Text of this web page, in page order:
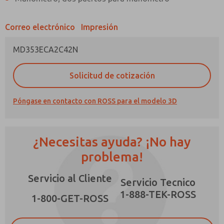
Correo electrónico Impresión
MD353ECA2C42N
Solicitud de cotización
Póngase en contacto con ROSS para el modelo 3D
¿Necesitas ayuda? ¡No hay
problema!
Servicio al Cliente
1-800-GET-ROSS
Servicio Tecnico
1-888-TEK-ROSS
¿Método de Contacto Preferido?
Correo Electrónico
Teléfono
Envíenme actualizaciones periódicas sobre
*Sí, he leído la política de privacidad y acepto
que los datos que proporcione se recopilarán
y almacenarán electrónicamente. Mis datos se
destinados a procesar y responder a mi
solicitud. Al enviar el formulario de contacto,
acepto el procesamiento.
×